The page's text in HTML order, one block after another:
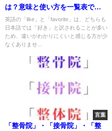
は？意味と使い方を一覧表で徹
底解説！
英語の「like」と「favorite」は、どちらも
日本語では「好き」と訳されることが多い
ため、違いがわかりにくいと感じる方が少
なくありませ...
言葉
「整骨院」・「接骨院」・「整